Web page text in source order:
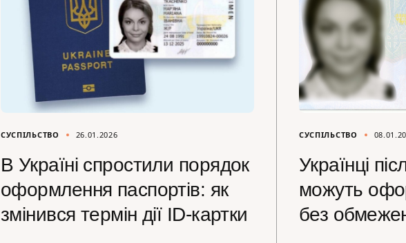
СУСПІЛЬСТВО 26.01.2026
В Україні спростили порядок
оформлення паспортів: як
змінився термін дії ID-картки
СУСПІЛЬСТВО
Українці
можуть
без